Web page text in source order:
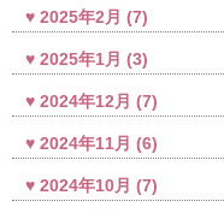
2025年2月 (7)
2025年1月 (3)
2024年12月 (7)
2024年11月 (6)
2024年10月 (7)